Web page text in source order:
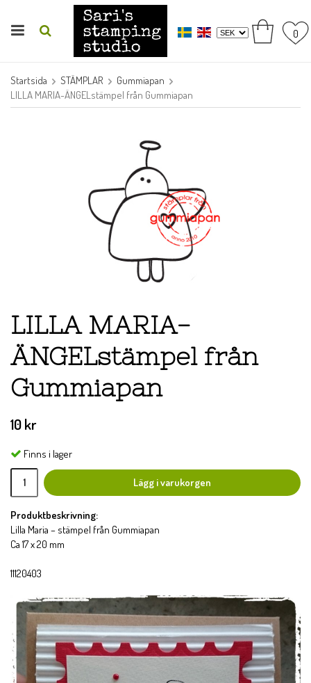
0
Startsida STÄMPLAR
Gummiapan
LILLA MARIA-ÄNGELstämpel från Gummiapan
LILLA MARIA-
ÄNGELstämpel från
Gummiapan
10 kr
Finns i lager
Lägg i varukorgen
Produktbeskrivning:
Lilla Maria – stämpel från Gummiapan
Ca 17 x 20 mm
11120403